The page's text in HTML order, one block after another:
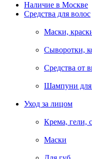
Наличие в Москве
Средства для волос
Маски,
Сыворотки,
Средства от
Шампуни для
Уход за лицом
Крема, гели,
Маски